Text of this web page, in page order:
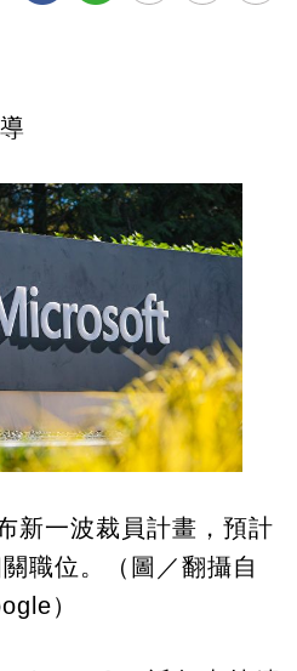
新一波裁員計畫，預計
職位。（圖／翻攝自
）